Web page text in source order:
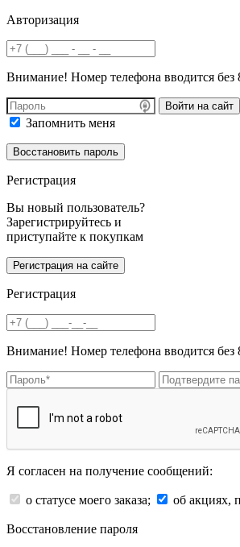
Авторизация
Внимание! Номер телефона вводится
Войти на сайт
Запомнить меня
Регистрация
Вы новый пользователь?
Зарегистрируйтесь и
приступайте к покупкам
Регистрация
Внимание! Номер телефона вводится
Я согласен на получение сообщений:
о статусе моего заказа; об акциях,
Восстановление пароля